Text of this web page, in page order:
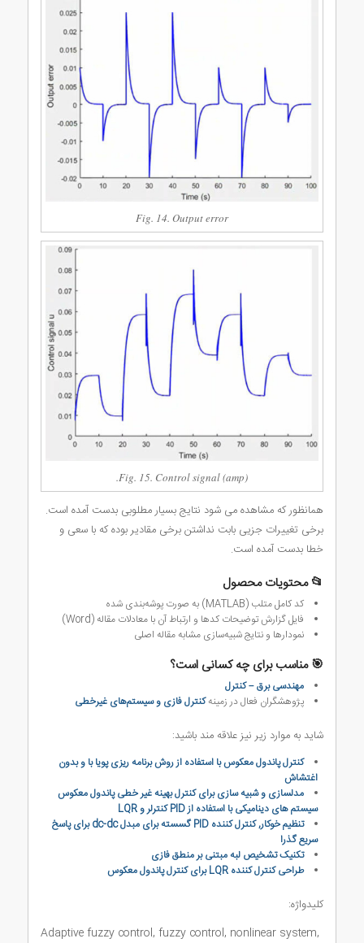
Fig. 14. Output error
Fig. 15. Control signal (amp).
همانظور که مشاهده می شود نتایج بسیار مطلوبی بدست آمده است.
برخی تغییرات جزیی بابت نداشتن برخی مقادیر بوده که با سعی و
خطا بدست آمده است.
📂 محتویات محصول
کد کامل متلب (MATLAB) به صورت پوشه‌بندی شده
فایل گزارش توضیحات کدها و ارتباط آن با معادلات مقاله (Word)
نمودارها و نتایج شبیه‌سازی مشابه مقاله اصلی
🎯 مناسب برای چه کسانی است؟
مهندسی برق – کنترل
پژوهشگران فعال در زمینهکنترل فازی و سیستم‌های غیرخطی
شاید به موارد زیر نیز علاقه مند باشید:
کنترل پاندول معکوس با استفاده از روش برنامه ریزی پویا با و بدون
اغتشاش
مدلسازی و شبیه سازی برای کنترل بهینه غیر خطی پاندول معکوس
سیستم های دینامیکی با استفاده از PID کنترلر و LQR
تنظیم خوکار, کنترل کننده PID گسسته برای مبدل dc-dc برای پاسخ
سریع گذرا
تکنیک تشخیص لبه مبتنی بر منطق فازی
طراحی کنترل کننده LQR برای کنترل پاندول معکوس
کلیدواژه:
Adaptive fuzzy control, fuzzy control, nonlinear system,